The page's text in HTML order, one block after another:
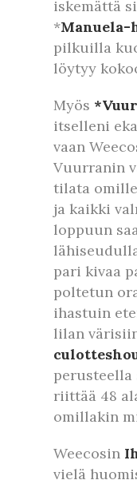
iskemättä
*
pilkuilla
löytyy
Myös
itselleni
vaan
Vuurranin
tilata
ja kaikki
loppuun
pari kivaa
poltetun
ihastuin
lilan
perusteella
riittää 48
omillakin
Weecosin
vielä